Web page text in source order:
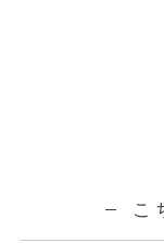
こ